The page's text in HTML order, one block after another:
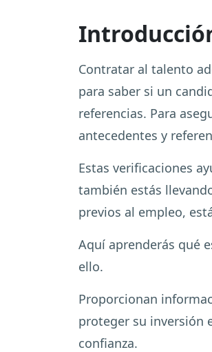
Contratar al talento
para saber si un
referencias. Para
antecedentes y
Estas verificaciones
también estás
previos al empleo,
Aquí aprenderás qué
ello.
Proporcionan
proteger su inversión
confianza.